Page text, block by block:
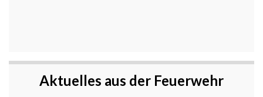
Aktuelles aus der Feuerwehr